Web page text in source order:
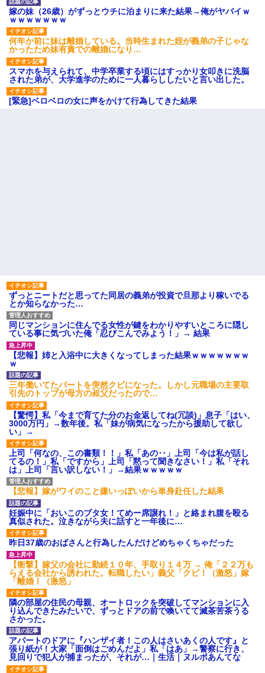
嫁の妹（26歳）がずっとウチに泊まりに来た結果→俺がヤバイｗ
ｗｗｗｗｗｗｗ
何年か前に妹は離婚している。当時生まれた姪が義弟の子じゃな
かったため妹有責での離婚になり…
スマホを与えられて、中学卒業する頃にはすっかり女叩きに洗脳
された弟が、大学進学のために一人暮らししたいと言い出した。
[緊急]ベロベロの女に声をかけて行為してきた結果
ずっとニートだと思ってた同居の義弟が投資で旦那より稼いでる
とか知らなかった…
同じマンションに住んでる女性が鍵をわかりやすいところに隠し
ている事に気づいた俺「忍びこんでみよう！」→ 結果
【悲報】姉と入浴中に大きくなってしまった結果ｗｗｗｗｗｗｗ
ｗ
三年働いてたパートを突然クビになった。しかし元職場の主要取
引先のトップが母方の叔父だったので…
【驚愕】私「今まで育てた分のお金返してね(冗談)」息子「はい、
3000万円」→数年後。私「妹が病気になったから援助して欲し
い」→
上司「何なの、この書類！！」私「あの‥」上司「今は私が話し
てるの！」私「ですから」上司「黙って聞きなさい！」私「それ
は」上司「言い訳しない！」→結果ｗｗｗｗｗ
【悲報】嫁がワイのこと嫌いっぽいから単身赴任した結果
妊娠中に「おいこのブタ女！てめー席譲れ！」と絡まれ腹を殴る
真似された。泣きながら夫に話すと一年後に…
昨日37歳のおばさんと行為したんだけどめちゃくちゃだった
【衝撃】嫁父の会社に勤続１０年、手取り１４万 → 俺「２２万も
らえる会社から誘われた。転職したい」義父「クビ！（激怒」嫁
「離婚！（激怒」
隣の部屋の住民の母親、オートロックを突破してマンションに入
り込んできたみたいで、ずっとドアの前で喚いてて滅茶苦茶うる
さかった。
アパートのドアに『ハンザイ者！この人はさいあくの人です』と
張り紙が！大家「面倒はごめんだよ」私「はあ」→警察に行き、
見回りで犯人が捕まったが、それが…｜生活｜ヌルポあんてな